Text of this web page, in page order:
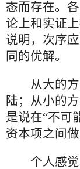
态而存在。
论上和实证
说明，次序
同的优解。
从大的方
陆；从小的
是说在“不可
资本项之间做
个人感觉